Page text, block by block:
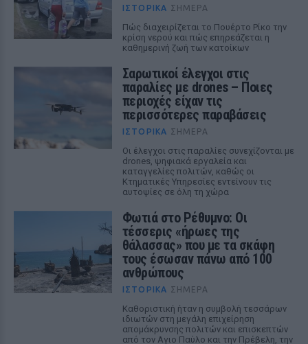
ΙΣΤΟΡΙΚΆ ΣΉΜΕΡΑ
Πώς διαχειρίζεται το Πουέρτο Ρίκο την
κρίση νερού και πώς επηρεάζεται η
καθημερινή ζωή των κατοίκων
Σαρωτικοί έλεγχοι στις
παραλίες με drones – Ποιες
περιοχές είχαν τις
περισσότερες παραβάσεις
ΙΣΤΟΡΙΚΆ ΣΉΜΕΡΑ
Οι έλεγχοι στις παραλίες συνεχίζονται με
drones, ψηφιακά εργαλεία και
καταγγελίες πολιτών, καθώς οι
Κτηματικές Υπηρεσίες εντείνουν τις
αυτοψίες σε όλη τη χώρα
Φωτιά στο Ρέθυμνο: Οι
τέσσερις «ήρωες της
θάλασσας» που με τα σκάφη
τους έσωσαν πάνω από 100
ανθρώπους
ΙΣΤΟΡΙΚΆ ΣΉΜΕΡΑ
Καθοριστική ήταν η συμβολή τεσσάρων
ιδιωτών στη μεγάλη επιχείρηση
απομάκρυνσης πολιτών και επισκεπτών
από τον Αγιο Παύλο και την Πρέβελη, την